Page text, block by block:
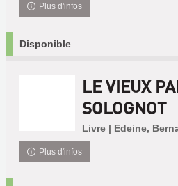
Plus d'infos
Disponible
LE VIEUX
SOLOGNOT
Livre | Edeine,
Plus d'infos